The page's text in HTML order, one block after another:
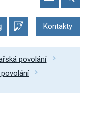
Kontakty
povolání